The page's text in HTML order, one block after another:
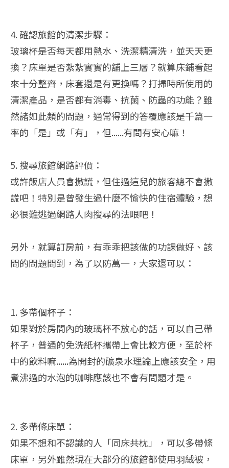
4. 確認旅館的清潔步驟：
玻璃杯是否每天都用熱水、洗潔精清洗，並天天更
換？床單是否紮紮實實的舖上三層？就算床鋪看起
來十分整齊，床套還是有更換嗎？打掃時所使用的
清潔產品，是否都有消毒、抗菌、防蟲的功能？雖
然諸如此類的問題，通常得到的答覆應該是千篇一
率的「是」或「有」，但......有問有安心嘛！
5. 搜尋旅館網路評價：
或許飯店人員會撒謊，但住過這兒的旅客總不會撒
謊吧！特別是曾發生過什麼不愉快的住宿體驗，想
必很難逃過網路人肉搜尋的法眼吧！
另外，就算訂房前，有乖乖把該做的功課做好、該
問的問題問到，為了以防萬一，大家還可以：
1. 多帶個杯子：
如果對於房間內的玻璃杯不放心的話，可以自己帶
杯子，普通的免洗紙杯攜帶上會比較方便，至於杯
中的飲料嘛......為開封的礦泉水理論上應該安全，用
煮沸過的水泡的咖啡應該也不會有問題才是。
2. 多帶條床單：
如果不想和不認識的人「同床共枕」，可以多帶條
床單，另外雖然現在大部分的旅館都使用羽絨被，